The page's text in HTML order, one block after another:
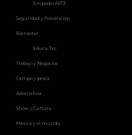
EmpoderARTE
Seguridad y Prevención
Bienestar
Educa-Tec
Trabajo y Negocios
Campo y pesca
Adrenalina
Show y Cultura
México y el mundo